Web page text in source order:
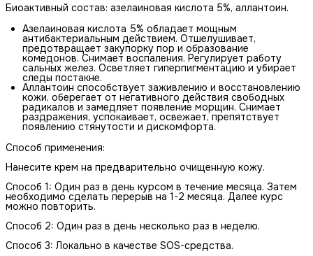
Биоактивный состав: азелаиновая кислота 5%, аллантоин.
Азелаиновая кислота 5% обладает мощным
антибактериальным действием. Отшелушивает,
предотвращает закупорку пор и образование
комедонов. Снимает воспаления. Регулирует работу
сальных желез. Осветляет гиперпигментацию и убирает
следы постакне.
Аллантоин способствует заживлению и восстановлению
кожи, оберегает от негативного действия свободных
радикалов и замедляет появление морщин. Снимает
раздражения, успокаивает, освежает, препятствует
появлению стянутости и дискомфорта.
Способ применения:
Нанесите крем на предварительно очищенную кожу.
Способ 1: Один раз в день курсом в течение месяца. Затем
необходимо сделать перерыв на 1-2 месяца. Далее курс
можно повторить.
Способ 2: Один раз в день несколько раз в неделю.
Способ 3: Локально в качестве SOS-средства.